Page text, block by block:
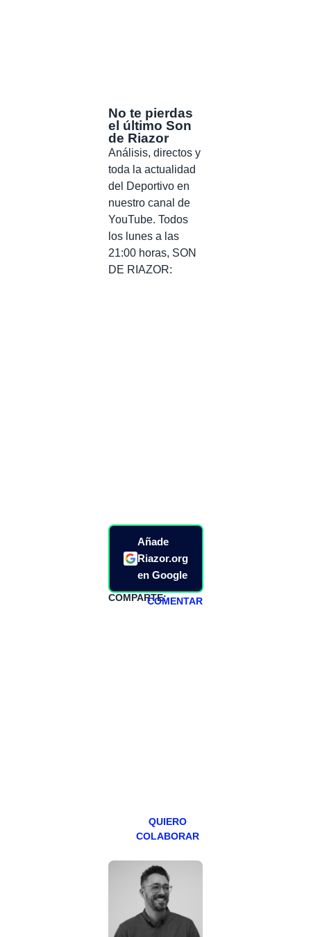
No te pierdas
el último Son
de Riazor
Análisis, directos y
toda la actualidad
del Deportivo en
nuestro canal de
YouTube. Todos
los lunes a las
21:00 horas, SON
DE RIAZOR:
Añade
Riazor.org
en Google
COMPARTE:COMENTAR
QUIERO
COLABORAR